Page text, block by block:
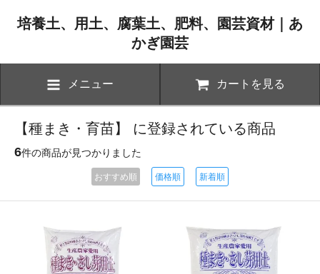
培養土、用土、腐葉土、肥料、園芸資材｜あ
かぎ園芸
メニュー カートを見る
【種まき・育苗】 に登録されている商品
6件の商品が見つかりました
おすすめ順 価格順 新着順